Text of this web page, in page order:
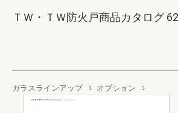
ＴＷ・ＴＷ防火戸商品カタログ
ガラスラインアップ オプション